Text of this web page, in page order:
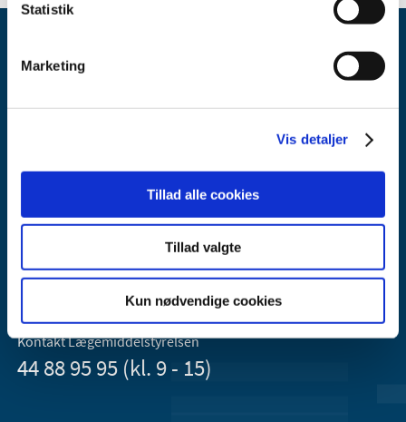
Statistik
Marketing
Vis detaljer
Tillad alle cookies
Tillad valgte
Kun nødvendige cookies
Axel Heides Gade 1
Email:dkma@dkma.dk
Lægemiddelstyrelsen er en del af
Sundheds- og Kirkeministeriet.
Kontakt Lægemiddelstyrelsen
44 88 95 95 (kl. 9 - 15)